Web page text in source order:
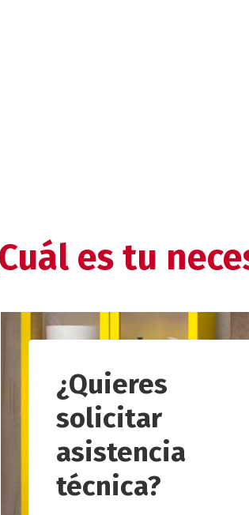
es tu
¿Quieres
solicitar
asistencia
técnica?